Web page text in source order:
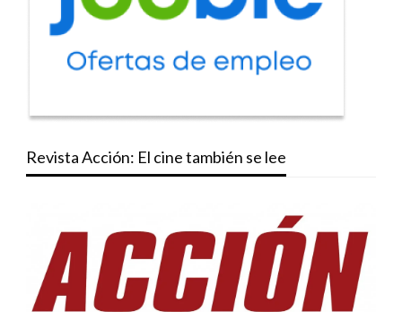
Revista Acción: El cine también se lee